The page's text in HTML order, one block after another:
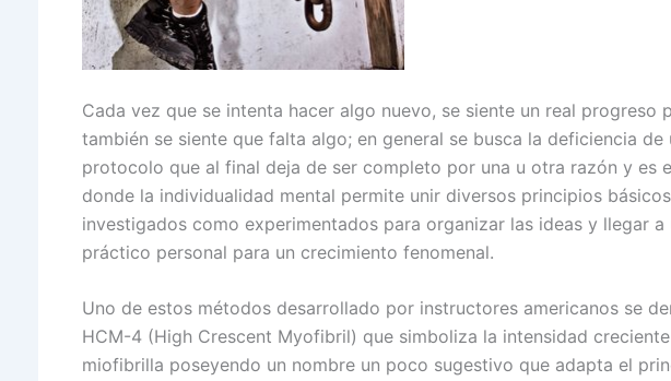
Cada vez que se intenta hacer algo nuevo, se siente un real progreso
también se siente que falta algo; en general se busca la deficiencia de
protocolo que al final deja de ser completo por una u otra razón y es
donde la individualidad mental permite unir diversos principios
investigados como experimentados para organizar las ideas y llegar a
práctico personal para un crecimiento fenomenal.
Uno de estos métodos desarrollado por instructores americanos se
HCM-4 (High Crescent Myofibril) que simboliza la intensidad
miofibrilla poseyendo un nombre un poco sugestivo que adapta el